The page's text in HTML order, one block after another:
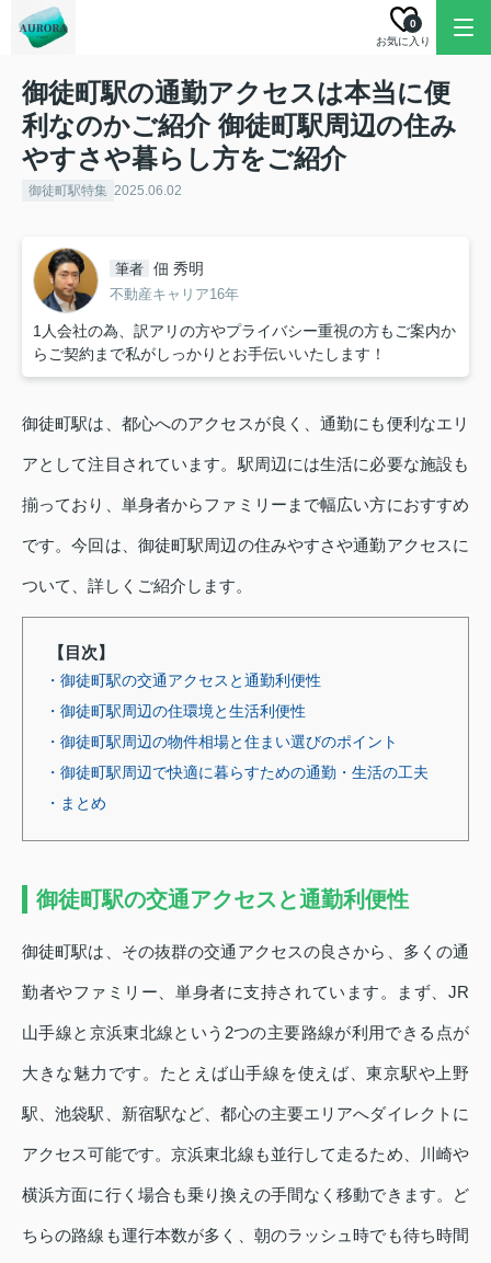
お気に入り
0
御徒町駅の通勤アクセスは本当に便
利なのかご紹介 御徒町駅周辺の住み
やすさや暮らし方をご紹介
御徒町駅特集 2025.06.02
筆者 佃 秀明
不動産キャリア16年
1人会社の為、訳アリの方やプライバシー重視の方もご案内か
らご契約まで私がしっかりとお手伝いいたします！
御徒町駅は、都心へのアクセスが良く、通勤にも便利なエリ
アとして注目されています。駅周辺には生活に必要な施設も
揃っており、単身者からファミリーまで幅広い方におすすめ
です。今回は、御徒町駅周辺の住みやすさや通勤アクセスに
ついて、詳しくご紹介します。
【目次】
・御徒町駅の交通アクセスと通勤利便性
・御徒町駅周辺の住環境と生活利便性
・御徒町駅周辺の物件相場と住まい選びのポイント
・御徒町駅周辺で快適に暮らすための通勤・生活の工夫
・まとめ
御徒町駅の交通アクセスと通勤利便性
御徒町駅は、その抜群の交通アクセスの良さから、多くの通
勤者やファミリー、単身者に支持されています。まず、JR
山手線と京浜東北線という2つの主要路線が利用できる点が
大きな魅力です。たとえば山手線を使えば、東京駅や上野
駅、池袋駅、新宿駅など、都心の主要エリアへダイレクトに
アクセス可能です。京浜東北線も並行して走るため、川崎や
横浜方面に行く場合も乗り換えの手間なく移動できます。ど
ちらの路線も運行本数が多く、朝のラッシュ時でも待ち時間